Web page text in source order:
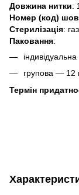
Довжина нитки:
Номер (код)
Стерилізація:
Паковання:
групова — 12
Термін